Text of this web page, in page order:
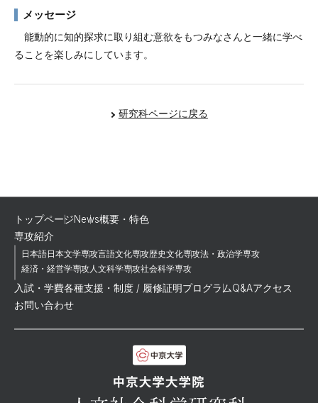
メッセージ
能動的に知的探求に取り組む意欲をもつみなさんと一緒に学べ
ることを楽しみにしています。
研究科ページに戻る
トップページNews概要・特色
専攻紹介
日本語日本文学専攻言語文化専攻歴史文化専攻法・政治学専攻
経済・経営学専攻人文科学専攻社会科学専攻
入試・学費各種支援・制度 / 履修証明プログラムQ&Aアクセス
お問い合わせ